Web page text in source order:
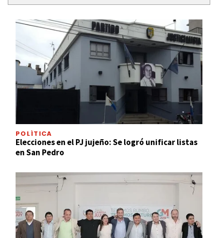
POLÍTICA
Elecciones en el PJ jujeño: Se logró unificar listas
en San Pedro